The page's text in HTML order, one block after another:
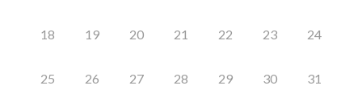
18 19 20 21 22 23 24
25 26 27 28 29 30 31